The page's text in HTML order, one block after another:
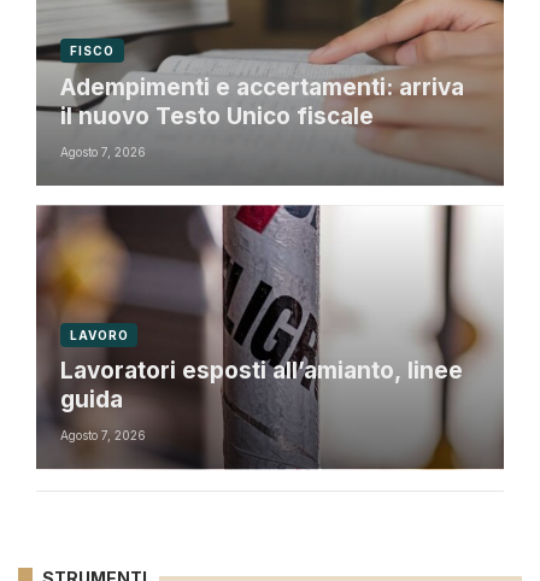
FISCO
Adempimenti e accertamenti: arriva
il nuovo Testo Unico fiscale
Agosto 7, 2026
LAVORO
Lavoratori esposti all’amianto, linee
guida
Agosto 7, 2026